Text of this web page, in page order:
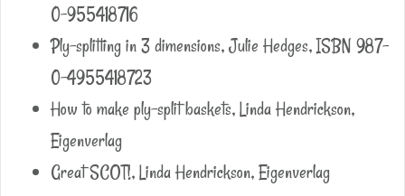
0-955418716
Ply-splitting in 3 dimensions, Julie Hedges, ISBN 987-
0-4955418723
How to make ply-split baskets, Linda Hendrickson,
Eigenverlag
Great SCOT!, Linda Hendrickson, Eigenverlag